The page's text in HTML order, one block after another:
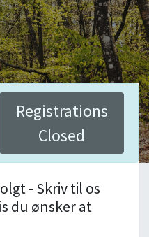
Registrations
Closed
- Skriv til os
du ønsker at